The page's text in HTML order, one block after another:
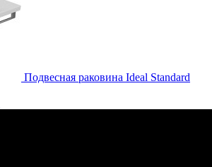
Подвесная раковина Ideal Standard